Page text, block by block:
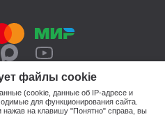
файлы cookie
(cookie, данные об IP-адресе и
для функционирования сайта.
нажав на клавишу "Понятно" справа, вы